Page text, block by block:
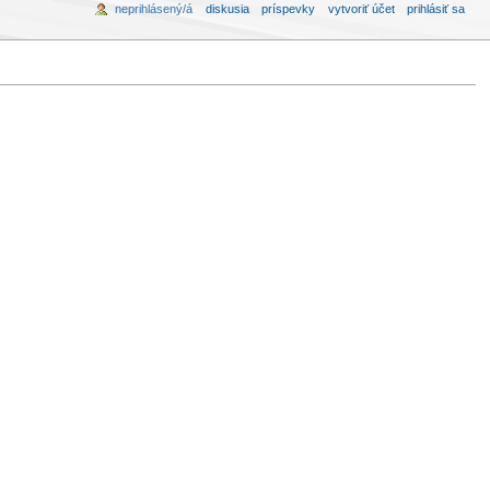
neprihlásený/á diskusia príspevky vytvoriť účet prihlásiť sa